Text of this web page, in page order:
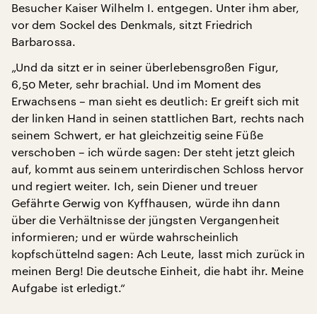
Besucher Kaiser Wilhelm I. entgegen. Unter ihm aber,
vor dem Sockel des Denkmals, sitzt Friedrich
Barbarossa.
„Und da sitzt er in seiner überlebensgroßen Figur,
6,50 Meter, sehr brachial. Und im Moment des
Erwachsens – man sieht es deutlich: Er greift sich mit
der linken Hand in seinen stattlichen Bart, rechts nach
seinem Schwert, er hat gleichzeitig seine Füße
verschoben – ich würde sagen: Der steht jetzt gleich
auf, kommt aus seinem unterirdischen Schloss hervor
und regiert weiter. Ich, sein Diener und treuer
Gefährte Gerwig von Kyffhausen, würde ihn dann
über die Verhältnisse der jüngsten Vergangenheit
informieren; und er würde wahrscheinlich
kopfschüttelnd sagen: Ach Leute, lasst mich zurück in
meinen Berg! Die deutsche Einheit, die habt ihr. Meine
Aufgabe ist erledigt.“